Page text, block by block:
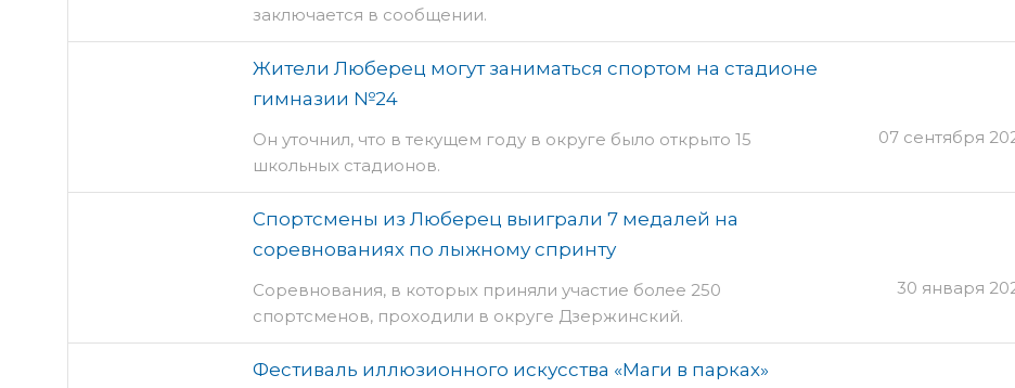
заключается в сообщении.
Жители Люберец могут заниматься спортом на стадионе
гимназии №24
Он уточнил, что в текущем году в округе было открыто 15
школьных стадионов.
07 сентября
Спортсмены из Люберец выиграли 7 медалей на
соревнованиях по лыжному спринту
Соревнования, в которых приняли участие более 250
спортсменов, проходили в округе Дзержинский.
30 января
Фестиваль иллюзионного искусства «Маги в парках»